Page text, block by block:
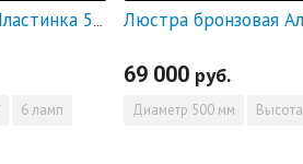
Люстра Кольцо Классика Пластинка 500 мм - СКИДКА!!!
6 ламп
69 000 руб.
Диаметр 500 мм Высота